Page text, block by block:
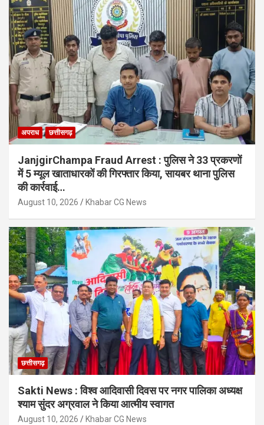
अपराध छत्तीसगढ़
JanjgirChampa Fraud Arrest : पुलिस ने 33 प्रकरणों
में 5 म्यूल खाताधारकों की गिरफ्तार किया, सायबर थाना पुलिस
की कार्रवाई…
August 10, 2026 Khabar CG News
छत्तीसगढ़
Sakti News : विश्व आदिवासी दिवस पर नगर पालिका अध्यक्ष
श्याम सुंदर अग्रवाल ने किया आत्मीय स्वागत
August 10, 2026 Khabar CG News